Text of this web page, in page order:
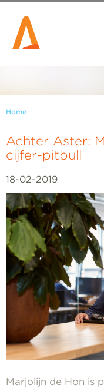
Home
Achter Aster:
cijfer-pitbull
18-02-2019
Marjolijn de Hon is